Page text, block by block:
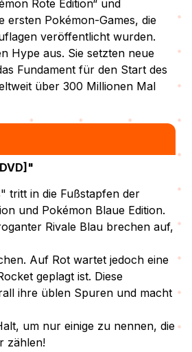
Rote Edition“ und
ersten Pokémon-Games, die
veröffentlicht wurden.
Hype aus. Sie setzten neue
Fundament für den Start des
über 300 Millionen Mal
tritt in die Fußstapfen der
und Pokémon Blaue Edition.
Rivale Blau brechen auf,
Auf Rot wartet jedoch eine
geplagt ist. Diese
ihre üblen Spuren und macht
um nur einige zu nennen, die
zählen!